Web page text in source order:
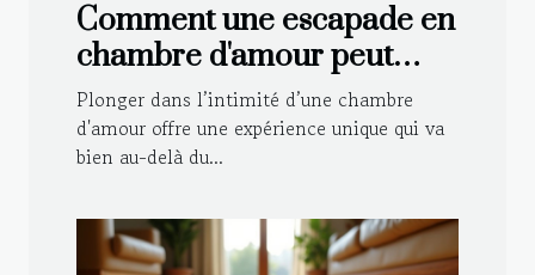
Comment une escapade en
chambre d'amour peut
renforcer votre relation ?
Plonger dans l’intimité d’une chambre
d'amour offre une expérience unique qui va
bien au-delà du...